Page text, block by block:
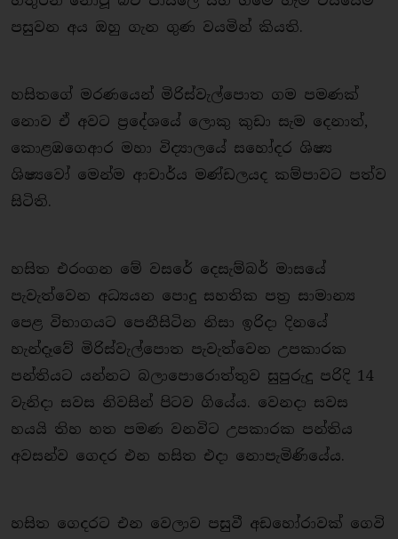
පසුවන අය ඔහු ගැන ගුණ වයමින් කියති.
හසිතගේ මරණයෙන් මිරිස්වැල්පොත ගම පමණක්
නොව ඒ අවට ප‍්‍රදේශයේ ලොකු කුඩා සැම දෙනාත්,
කොළඹගෙආර මහා විද්‍යාලයේ සහෝදර ශිෂ්‍ය
ශිෂ්‍යවෝ මෙන්ම ආචාර්ය මණ්ඩලයද කම්පාවට පත්ව
සිටිති.
හසිත එරංගන මේ වසරේ දෙසැම්බර් මාසයේ
පැවැත්වෙන අධ්‍යයන පොදු සහතික පත‍්‍ර සාමාන්‍ය
පෙළ විභාගයට පෙනීසිටින නිසා ඉරිදා දිනයේ
හැන්දෑවේ මිරිස්වැල්පොත පැවැත්වෙන උපකාරක
පන්තියට යන්නට බලාපොරොත්තුව සුපුරුදු පරිදි 14
වැනිදා සවස නිවසින් පිටව ගියේය. වෙනදා සවස
හයයි තිහ හත පමණ වනවිට උපකාරක පන්තිය
අවසන්ව ගෙදර එන හසිත එදා නොපැමිණියේය.
හසිත ගෙදරට එන වෙලාව පසුවී අඩහෝරාවක් ගෙවි